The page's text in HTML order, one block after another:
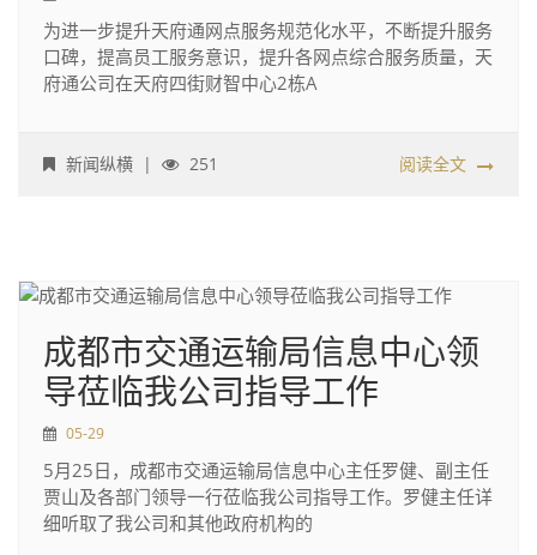
为进一步提升天府通网点服务规范化水平，不断提升服务
口碑，提高员工服务意识，提升各网点综合服务质量，天
府通公司在天府四街财智中心2栋A
新闻纵横 | 251 阅读全文
成都市交通运输局信息中心领
导莅临我公司指导工作
05-29
5月25日，成都市交通运输局信息中心主任罗健、副主任
贾山及各部门领导一行莅临我公司指导工作。罗健主任详
细听取了我公司和其他政府机构的